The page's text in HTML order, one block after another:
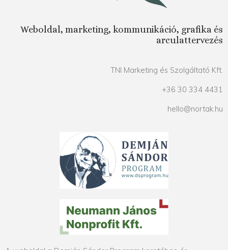
Weboldal, marketing, kommunikáció, grafika és
arculattervezés
TNI Marketing és Szolgáltató Kft.
+36 30 334 4431
hello@nortak.hu